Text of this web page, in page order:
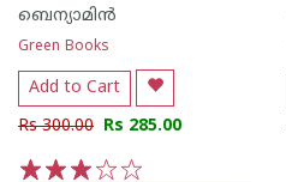
ബെന്യാമിന്‍
Green Books
Add to Cart
Rs 300.00 Rs 285.00